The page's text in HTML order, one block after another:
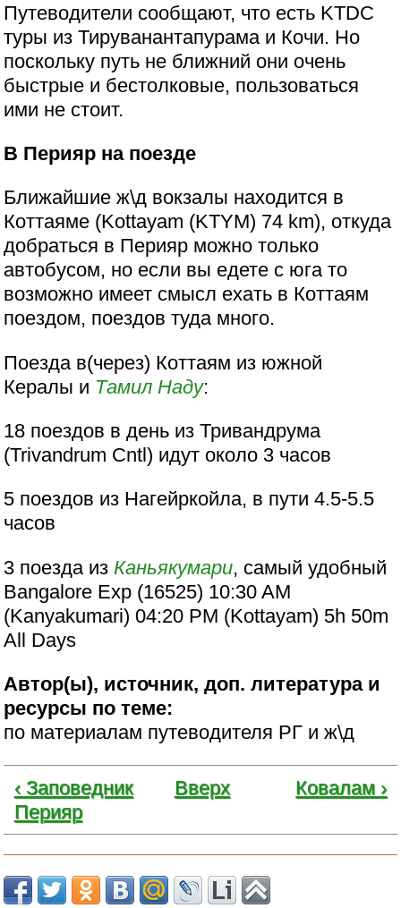
Путеводители сообщают, что есть KTDC
туры из Тируванантапурама и Кочи. Но
поскольку путь не ближний они очень
быстрые и бестолковые, пользоваться
ими не стоит.
В Перияр на поезде
Ближайшие ж\д вокзалы находится в
Коттаяме (Kottayam (KTYM) 74 km), откуда
добраться в Перияр можно только
автобусом, но если вы едете с юга то
возможно имеет смысл ехать в Коттаям
поездом, поездов туда много.
Поезда в(через) Коттаям из южной
Кералы и Тамил Наду:
18 поездов в день из Тривандрума
(Trivandrum Cntl) идут около 3 часов
5 поездов из Нагейркойла, в пути 4.5-5.5
часов
3 поезда из Каньякумари, самый удобный
Bangalore Exp (16525) 10:30 AM
(Kanyakumari) 04:20 PM (Kottayam) 5h 50m
All Days
Автор(ы), источник, доп. литература и
ресурсы по теме:
по материалам путеводителя РГ и ж\д
‹ Заповедник
Перияр
Вверх Ковалам ›